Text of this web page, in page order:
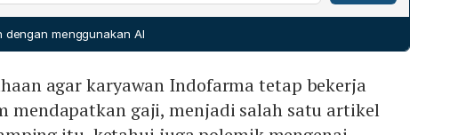
pengumpulan bukti.
Kepala Badan Kebijakan Fiskal Kementerian Keuangan, Febrio
itu, Wakil Ketua Komisi XI DPR, Amir Uskara,
dan global yang tidak stabil sebelum mengimplementasikan
dengan menggunakan AI
agar karyawan Indofarma tetap bekerja
mendapatkan gaji, menjadi salah satu artikel